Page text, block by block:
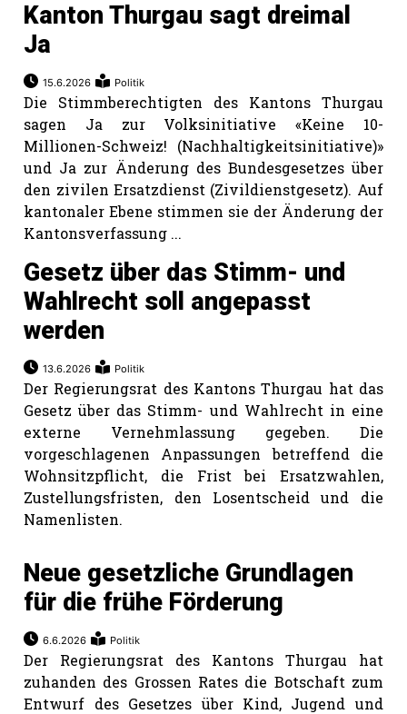
Kanton Thurgau sagt dreimal
Ja
15.6.2026 Politik
Die Stimmberechtigten des Kantons Thurgau
sagen Ja zur Volksinitiative «Keine 10-
Millionen-Schweiz! (Nachhaltigkeitsinitiative)»
und Ja zur Änderung des Bundesgesetzes über
den zivilen Ersatzdienst (Zivildienstgesetz). Auf
kantonaler Ebene stimmen sie der Änderung der
Kantonsverfassung ...
Gesetz über das Stimm- und
Wahlrecht soll angepasst
werden
13.6.2026 Politik
Der Regierungsrat des Kantons Thurgau hat das
Gesetz über das Stimm- und Wahlrecht in eine
externe Vernehmlassung gegeben. Die
vorgeschlagenen Anpassungen betreffend die
Wohnsitzpflicht, die Frist bei Ersatzwahlen,
Zustellungsfristen, den Losentscheid und die
Namenlisten.
Neue gesetzliche Grundlagen
für die frühe Förderung
6.6.2026 Politik
Der Regierungsrat des Kantons Thurgau hat
zuhanden des Grossen Rates die Botschaft zum
Entwurf des Gesetzes über Kind, Jugend und